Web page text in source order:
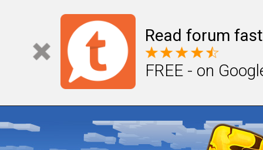
Read forum
FREE - on